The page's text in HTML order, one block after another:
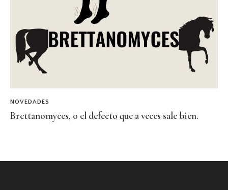
NOVEDADES
Brettanomyces, o el defecto que a veces sale bien.